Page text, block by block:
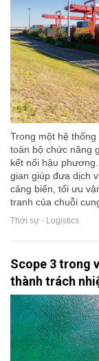
Trong một hệ
toàn bộ chức năng
kết nối hậu
gian giúp đưa dịch
cảng biển, tối ưu
tranh của chuỗi
Thời sự - Logistics
Scope 3 trong
thành trách